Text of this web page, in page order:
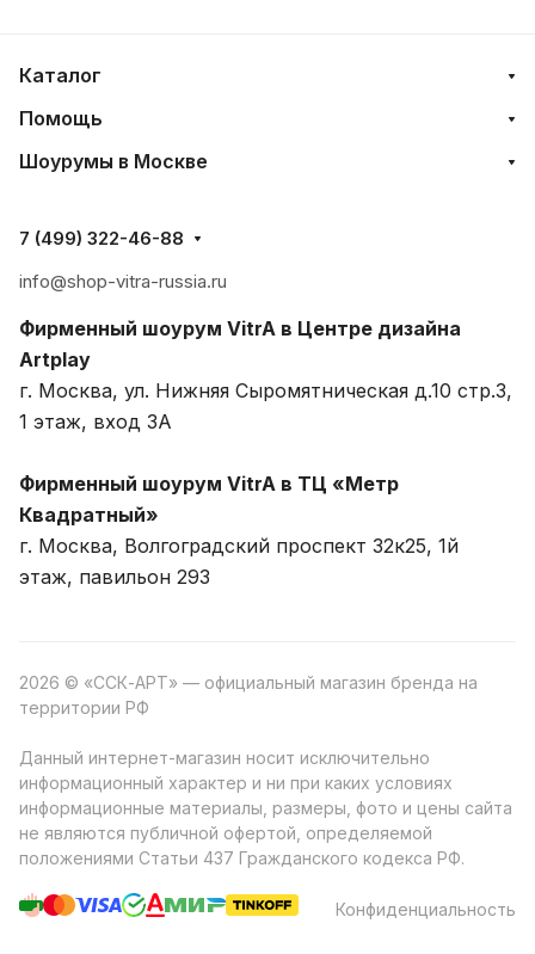
Каталог
Помощь
Шоурумы в Москве
7 (499) 322-46-88
info@shop-vitra-russia.ru
Фирменный шоурум VitrA в Центре дизайна
Artplay
г. Москва, ул. Нижняя Сыромятническая д.10 стр.3,
1 этаж, вход 3A
Фирменный шоурум VitrA в ТЦ «Метр
Квадратный»
г. Москва, Волгоградский проспект 32к25, 1й
этаж, павильон 293
2026 © «ССК-АРТ» — официальный магазин бренда на
территории РФ
Данный интернет-магазин носит исключительно
информационный характер и ни при каких условиях
информационные материалы, размеры, фото и цены сайта
не являются публичной офертой, определяемой
положениями Статьи 437 Гражданского кодекса РФ.
Конфиденциальность